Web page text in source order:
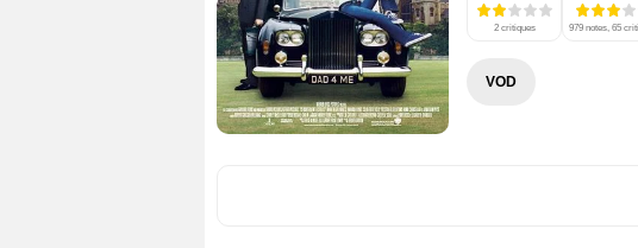
2 critiques 979 notes, 65
VOD